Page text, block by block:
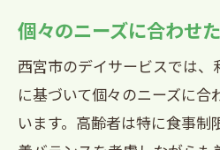
り組み
地元特産品を活かした
食事
西宮市の特産品とは
個々のニーズに合わせ
西宮市のデイサービスでは
に基づいて個々のニーズに合
います。高齢者は特に食事